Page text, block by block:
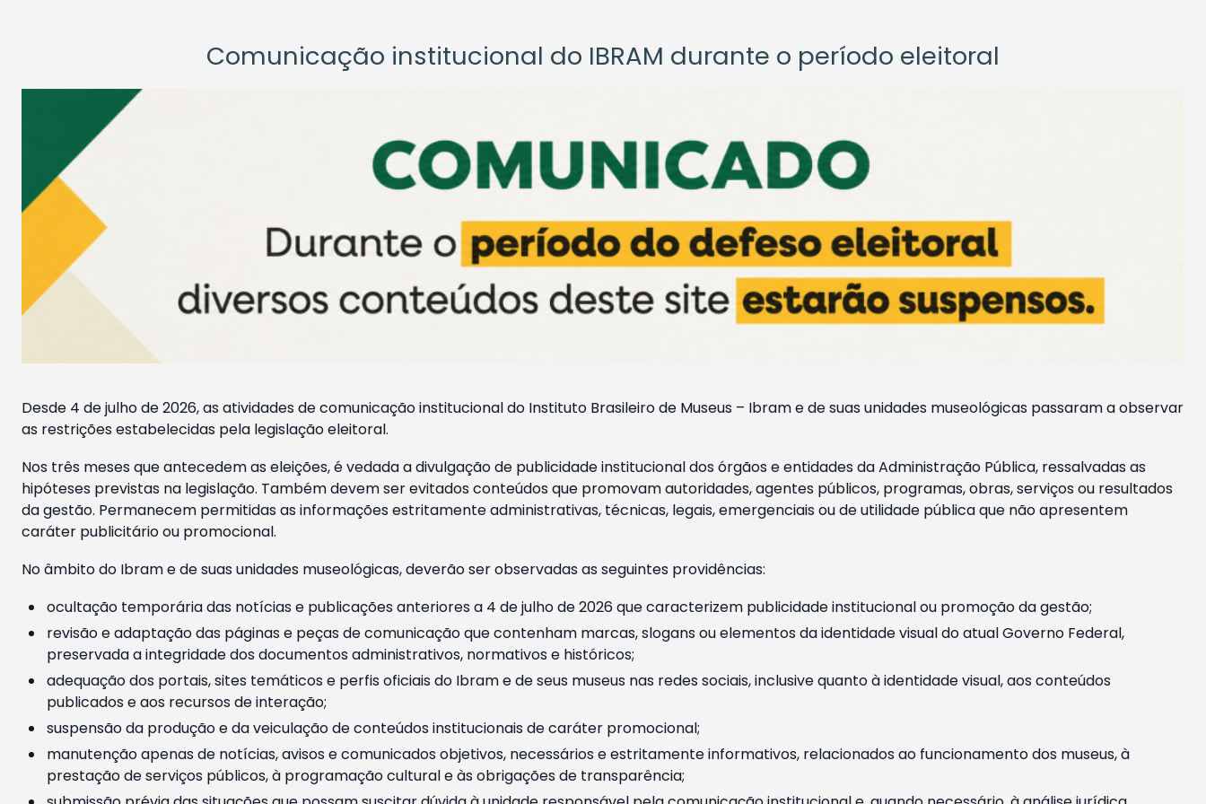
Comunicação institucional do IBRAM durante o período eleitoral
Desde 4 de julho de 2026, as atividades de comunicação institucional do Instituto Brasileiro de Museus – Ibram e de suas unidades museológicas passaram a observar
as restrições estabelecidas pela legislação eleitoral.
Nos três meses que antecedem as eleições, é vedada a divulgação de publicidade institucional dos órgãos e entidades da Administração Pública, ressalvadas as
hipóteses previstas na legislação. Também devem ser evitados conteúdos que promovam autoridades, agentes públicos, programas, obras, serviços ou resultados
da gestão. Permanecem permitidas as informações estritamente administrativas, técnicas, legais, emergenciais ou de utilidade pública que não apresentem
caráter publicitário ou promocional.
No âmbito do Ibram e de suas unidades museológicas, deverão ser observadas as seguintes providências:
ocultação temporária das notícias e publicações anteriores a 4 de julho de 2026 que caracterizem publicidade institucional ou promoção da gestão;
revisão e adaptação das páginas e peças de comunicação que contenham marcas, slogans ou elementos da identidade visual do atual Governo Federal,
preservada a integridade dos documentos administrativos, normativos e históricos;
adequação dos portais, sites temáticos e perfis oficiais do Ibram e de seus museus nas redes sociais, inclusive quanto à identidade visual, aos conteúdos
publicados e aos recursos de interação;
suspensão da produção e da veiculação de conteúdos institucionais de caráter promocional;
manutenção apenas de notícias, avisos e comunicados objetivos, necessários e estritamente informativos, relacionados ao funcionamento dos museus, à
prestação de serviços públicos, à programação cultural e às obrigações de transparência;